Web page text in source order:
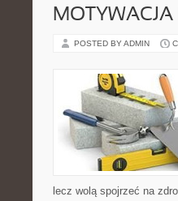
POSTED BY ADMIN
lecz wolą spojrzeć na